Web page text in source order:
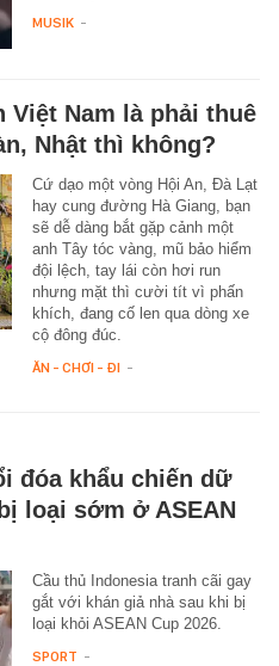
MUSIK -
Việt Nam là phải thuê
Nhật thì không?
Cứ dạo một vòng Hội An, Đà Lạt
hay cung đường Hà Giang, bạn
sẽ dễ dàng bắt gặp cảnh một
anh Tây tóc vàng, mũ bảo hiểm
đội lệch, tay lái còn hơi run
nhưng mặt thì cười tít vì phấn
khích, đang cố len qua dòng xe
cộ đông đúc.
ĂN - CHƠI - ĐI -
đóa khẩu chiến dữ
loại sớm ở ASEAN
Cầu thủ Indonesia tranh cãi gay
gắt với khán giả nhà sau khi bị
loại khỏi ASEAN Cup 2026.
SPORT -